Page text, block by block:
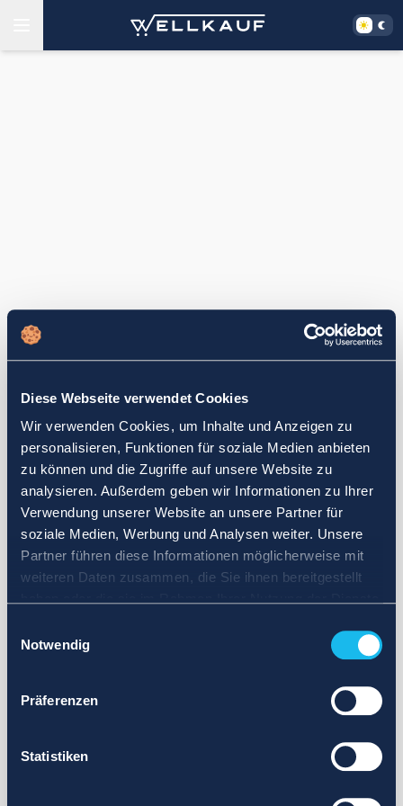
Diese Webseite verwendet Cookies
Wir verwenden Cookies, um Inhalte und Anzeigen zu
personalisieren, Funktionen für soziale Medien anbieten
zu können und die Zugriffe auf unsere Website zu
analysieren. Außerdem geben wir Informationen zu Ihrer
Verwendung unserer Website an unsere Partner für
soziale Medien, Werbung und Analysen weiter. Unsere
Partner führen diese Informationen möglicherweise mit
weiteren Daten zusammen, die Sie ihnen bereitgestellt
Notwendig
Präferenzen
Statistiken